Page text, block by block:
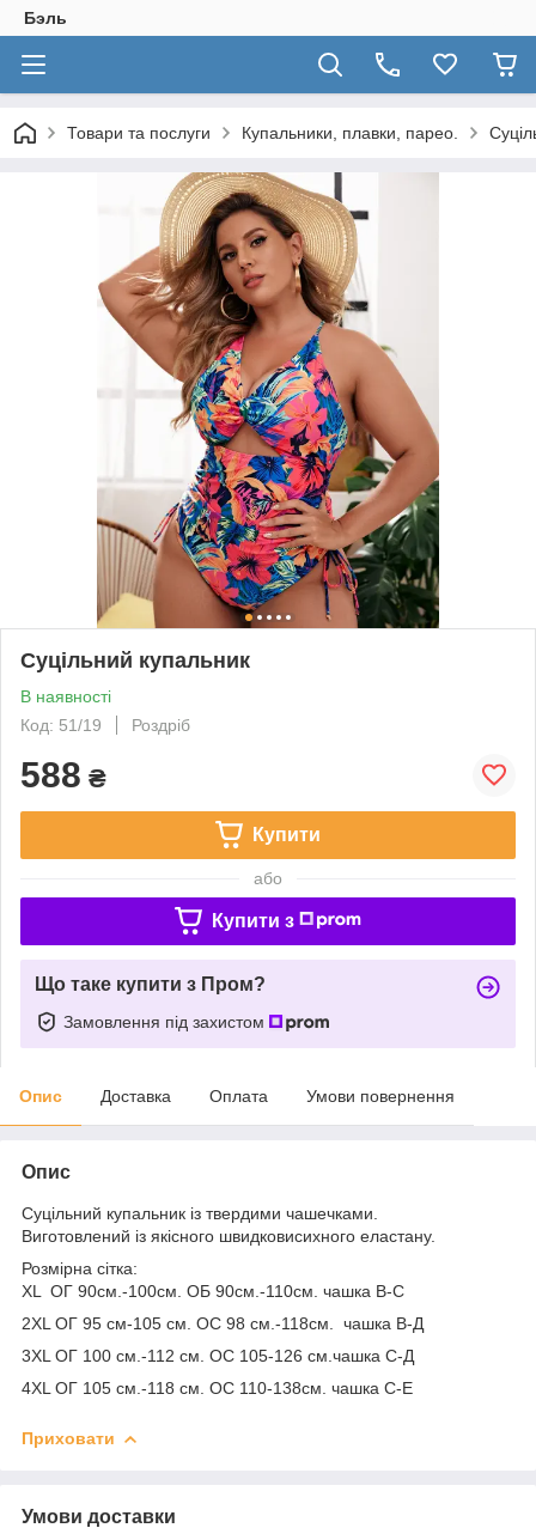
Бэль
Товари та послуги Купальники, плавки, парео.
Суцільний купальник
В наявності
Код: 51/19
Роздріб
588 ₴
Купити
або
Купити з
Що таке купити з Пром?
Замовлення під захистом
Опис Доставка Оплата Умови повернення
Опис
Суцільний купальник із твердими чашечками.
Виготовлений із якісного швидковисихного еластану.
Розмірна сітка:
XL ОГ 90см.-100см. ОБ 90см.-110см. чашка В-С
2XL ОГ 95 см-105 см. ОС 98 см.-118см. чашка В-Д
3XL ОГ 100 см.-112 см. ОС 105-126 см.чашка С-Д
4XL ОГ 105 см.-118 см. ОС 110-138см. чашка С-Е
Приховати
Умови доставки